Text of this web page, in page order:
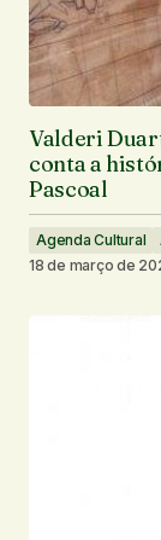
Valderi
conta a
Pascoal
Agenda Cultural
18 de março de